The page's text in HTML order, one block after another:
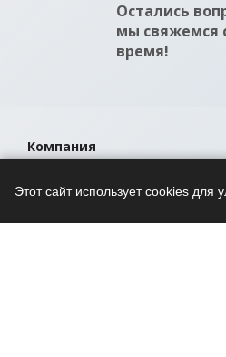
Остались
мы свяжемся
время!
Компания
О компании
Этот сайт использует cookies для